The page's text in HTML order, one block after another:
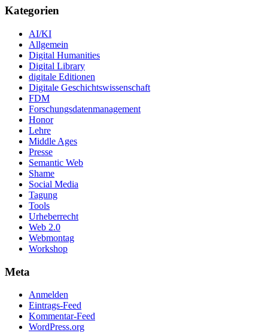
Kategorien
AI/KI
Allgemein
Digital Humanities
Digital Library
digitale Editionen
Digitale Geschichtswissenschaft
FDM
Forschungsdatenmanagement
Honor
Lehre
Middle Ages
Presse
Semantic Web
Shame
Social Media
Tagung
Tools
Urheberrecht
Web 2.0
Webmontag
Workshop
Meta
Anmelden
Eintrags-Feed
Kommentar-Feed
WordPress.org